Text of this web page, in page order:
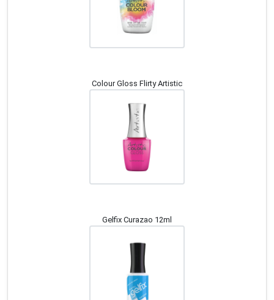
Colour Gloss Flirty Artistic
Gelfix Curazao 12ml